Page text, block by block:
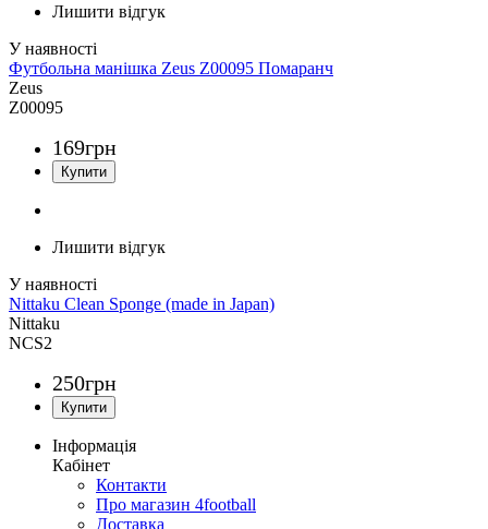
Лишити відгук
Футбольна манішка Zeus Z00095 Помаранч
Zeus
Z00095
169грн
Лишити відгук
Nittaku Clean Sponge (made in Japan)
Nittaku
NCS2
250грн
Інформація
Кабінет
Контакти
Про магазин 4football
Доставка